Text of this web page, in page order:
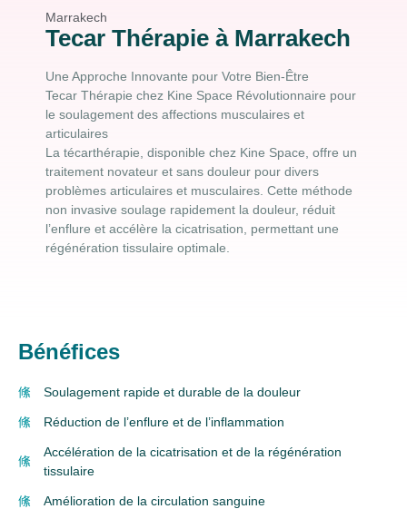
Tecar Thérapie à Marrakech
Une Approche Innovante pour Votre Bien-Être
Tecar Thérapie chez Kine Space Révolutionnaire pour
le soulagement des affections musculaires et
articulaires
La técarthérapie, disponible chez Kine Space, offre un
traitement novateur et sans douleur pour divers
problèmes articulaires et musculaires. Cette méthode
non invasive soulage rapidement la douleur, réduit
l’enflure et accélère la cicatrisation, permettant une
régénération tissulaire optimale.
Bénéfices
Soulagement rapide et durable de la douleur
Réduction de l’enflure et de l’inflammation
Accélération de la cicatrisation et de la régénération
tissulaire
Amélioration de la circulation sanguine